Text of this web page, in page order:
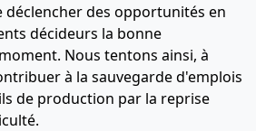
déclencher des opportunités en
décideurs la bonne
Nous tentons ainsi, à
à la sauvegarde d'emplois
de production par la reprise